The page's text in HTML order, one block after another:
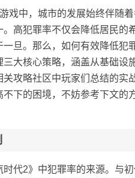
戏中，城市的发展始终伴随
高犯罪率不仅会降低居民的
旦。那么，如何有效降低犯
大核心策略，涵盖从基础设
攻略社区中玩家们总结的实
下的困境，不妨参考下文的
代2》中犯罪率的来源。与